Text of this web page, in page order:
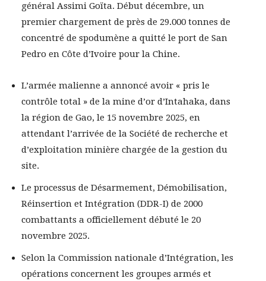
général Assimi Goïta. Début décembre, un
premier chargement de près de 29.000 tonnes de
concentré de spodumène a quitté le port de San
Pedro en Côte d’Ivoire pour la Chine.
L’armée malienne a annoncé avoir « pris le
contrôle total » de la mine d’or d’Intahaka, dans
la région de Gao, le 15 novembre 2025, en
attendant l’arrivée de la Société de recherche et
d’exploitation minière chargée de la gestion du
site.
Le processus de Désarmement, Démobilisation,
Réinsertion et Intégration (DDR-I) de 2000
combattants a officiellement débuté le 20
novembre 2025.
Selon la Commission nationale d’Intégration, les
opérations concernent les groupes armés et